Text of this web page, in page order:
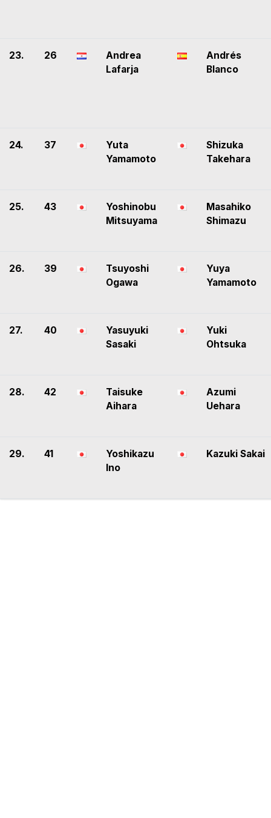
23. 26
Andrea
Lafarja
Andrés
Blanco
24. 37
Yuta
Yamamoto
Shizuka
Takehara
25. 43
Yoshinobu
Mitsuyama
Masahiko
Shimazu
26. 39
Tsuyoshi
Ogawa
Yuya
Yamamoto
27. 40
Yasuyuki
Sasaki
Yuki
Ohtsuka
28. 42
Taisuke
Aihara
Azumi
Uehara
29. 41
Yoshikazu
Ino
Kazuki Sakai